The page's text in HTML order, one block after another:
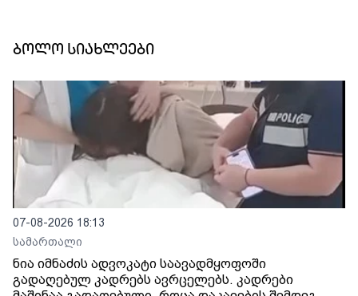
ბოლო სიახლეები
07-08-2026 18:13
სამართალი
ნია იმნაძის ადვოკატი საავადმყოფოში
გადაღებულ კადრებს ავრცელებს. კადრები